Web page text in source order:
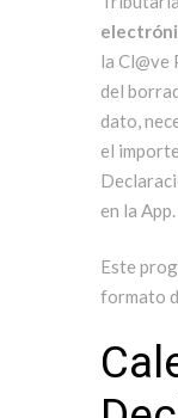
la Cl@ve
del
dato,
el
en la App.
Este
formato